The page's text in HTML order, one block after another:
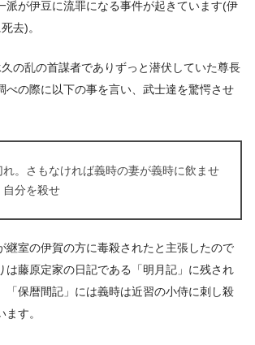
派が伊豆に流罪になる事件が起きています(伊
去)。
の乱の首謀者でありずっと潜伏していた尊長
べの際に以下の事を言い、武士達を驚愕させ
れ。さもなければ義時の妻が義時に飲ませ
自分を殺せ
継室の伊賀の方に毒殺されたと主張したので
は藤原定家の日記である「明月記」に残され
「保暦間記」には義時は近習の小侍に刺し殺
す。